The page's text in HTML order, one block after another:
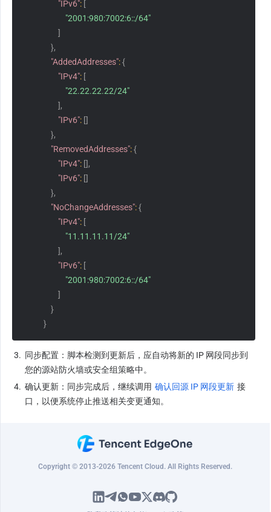
"IPv6": [
"2001:980:7002:6::/64"
]
},
"AddedAddresses":{
"IPv4": [
"22.22.22.22/24"
],
"IPv6": []
},
"RemovedAddresses":{
"IPv4": [],
"IPv6": []
},
"NoChangeAddresses":{
"IPv4": [
"11.11.11.11/24"
],
"IPv6": [
"2001:980:7002:6::/64"
]
}
}
3. ​​同步配置​​：脚本检测到更新后，应自动将新的 IP 网段同步到
您的源站防火墙或安全组策略中。
4. ​确认更新​​：同步完成后，继续调用​​ 确认回源 IP 网段更新 ​​接
口，以便系统停止推送相关变更通知。
Copyright © 2013-2026 Tencent Cloud. All Rights Reserved.